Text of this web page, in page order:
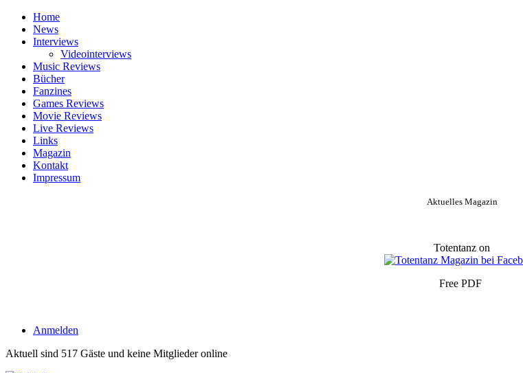
Home
News
Interviews
Videointerviews
Music Reviews
Bücher
Fanzines
Games Reviews
Movie Reviews
Live Reviews
Links
Magazin
Kontakt
Impressum
Aktuelles Magazin
Totentanz on
Free PDF
Anmelden
Aktuell sind 517 Gäste und keine Mitglieder online